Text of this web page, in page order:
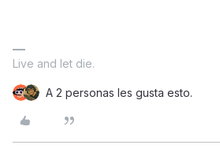
Live and let die.
A 2 personas les gusta esto.